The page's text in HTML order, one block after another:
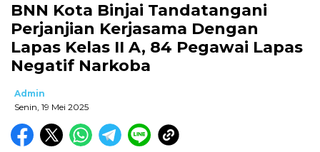
BNN Kota Binjai Tandatangani
Perjanjian Kerjasama Dengan
Lapas Kelas II A, 84 Pegawai Lapas
Negatif Narkoba
Admin
Senin, 19 Mei 2025